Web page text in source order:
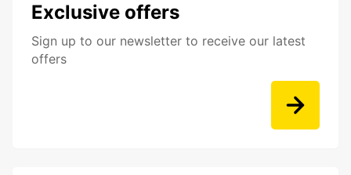
Exclusive offers
Sign up to our newsletter to receive our latest
offers